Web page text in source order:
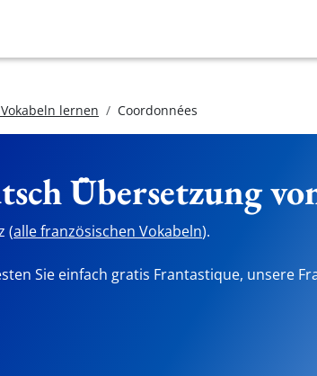
lernen Coordonnées
Übersetzung
(alle französischen Vokabeln).
Sie einfach gratis Frantastique, unsere